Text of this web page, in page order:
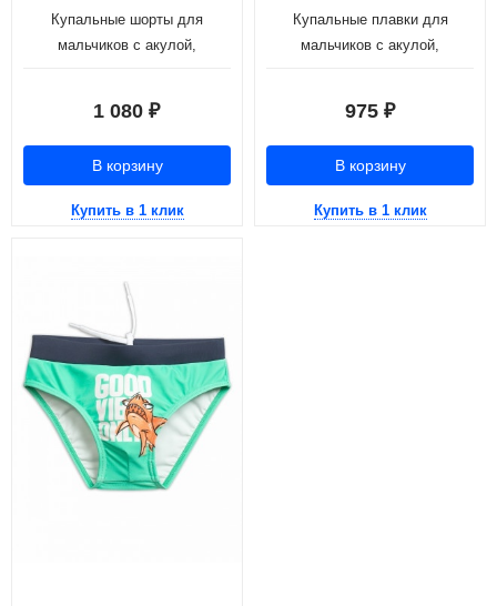
Купальные шорты для
мальчиков с акулой,
1 080 ₽
В корзину
Купить в 1 клик
Купальные плавки для
мальчиков с акулой,
975 ₽
В корзину
Купить в 1 клик